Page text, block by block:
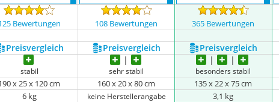
Bewertungen 108 Bewertungen 365 Bewertungen
Preis­vergleich Preis­vergleich Preis­vergleich
stabil sehr stabil besonders stabil
x 25 x 120 cm 160 x 20 x 80 cm 135 x 22 x 75 cm
6 kg keine Herstellerangabe 3,1 kg